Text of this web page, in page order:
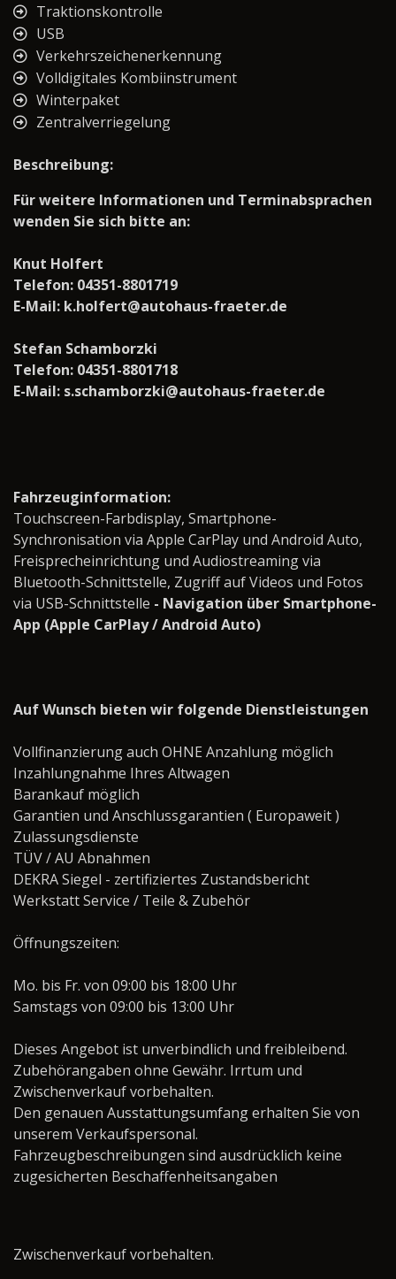
Traktionskontrolle
USB
Verkehrszeichenerkennung
Volldigitales Kombiinstrument
Winterpaket
Zentralverriegelung
Beschreibung:
Für weitere Informationen und Terminabsprachen
wenden Sie sich bitte an:
Knut Holfert
Telefon: 04351-8801719
E-Mail: k.holfert@autohaus-fraeter.de
Stefan Schamborzki
Telefon: 04351-8801718
E-Mail: s.schamborzki@autohaus-fraeter.de
Fahrzeuginformation:
Touchscreen-Farbdisplay, Smartphone-
Synchronisation via Apple CarPlay und Android Auto,
Freisprecheinrichtung und Audiostreaming via
Bluetooth-Schnittstelle, Zugriff auf Videos und Fotos
via USB-Schnittstelle - Navigation über Smartphone-
App (Apple CarPlay / Android Auto)
Auf Wunsch bieten wir folgende Dienstleistungen
Vollfinanzierung auch OHNE Anzahlung möglich
Inzahlungnahme Ihres Altwagen
Barankauf möglich
Garantien und Anschlussgarantien ( Europaweit )
Zulassungsdienste
TÜV / AU Abnahmen
DEKRA Siegel - zertifiziertes Zustandsbericht
Werkstatt Service / Teile & Zubehör
Öffnungszeiten:
Mo. bis Fr. von 09:00 bis 18:00 Uhr
Samstags von 09:00 bis 13:00 Uhr
Dieses Angebot ist unverbindlich und freibleibend.
Zubehörangaben ohne Gewähr. Irrtum und
Zwischenverkauf vorbehalten.
Den genauen Ausstattungsumfang erhalten Sie von
unserem Verkaufspersonal.
Fahrzeugbeschreibungen sind ausdrücklich keine
zugesicherten Beschaffenheitsangaben
Zwischenverkauf vorbehalten.